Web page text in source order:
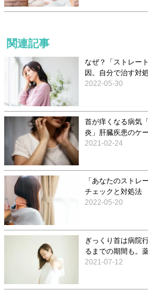
関連記事
なぜ？「ストレー
因。自分で治す対
2022-05-30
首が痒くなる病気
炎」肝臓疾患のケ
2021-02-24
「あなたのストレ
チェックと対処法
2022-05-20
ぎっくり首は病院
るまでの期間も。
2021-07-12